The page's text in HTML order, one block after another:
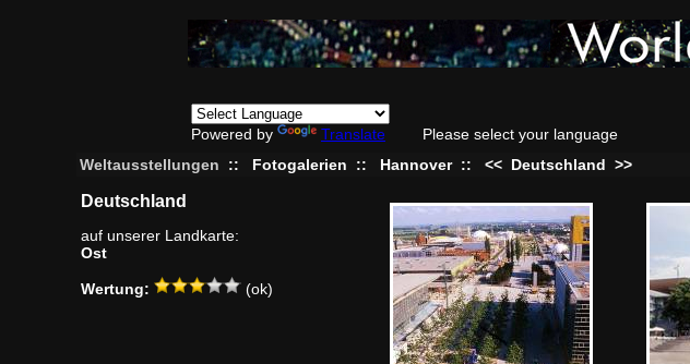
Powered by Translate Please select your language
Weltausstellungen :: Fotogalerien :: Hannover :: << Deutschland >>
Deutschland
auf unserer Landkarte:
Ost
Wertung: (ok)